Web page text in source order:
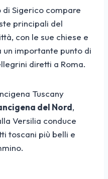
di Sigerico compare
principali del
con le sue chiese e
un importante punto di
diretti a Roma.
Tuscany
del Nord,
Versilia conduce
toscani più belli e